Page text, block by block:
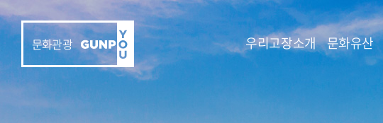
문화관광 우리고장소개 문화유산